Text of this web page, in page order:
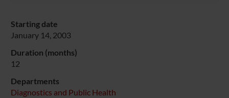
Starting date
January 14, 2003
Duration (months)
12
Departments
Diagnostics and Public Health